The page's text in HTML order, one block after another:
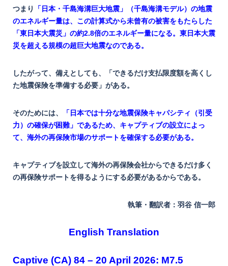
つまり
「日本・千島海溝巨大地震」（千島海溝モデル）の地震
のエネルギー量は、この計算式から未曾有の被害をもたらした
「東日本大震災」の約2.8倍のエネルギー量になる。 東日本大震
災を超える規模の超巨大地震なのである。
したがって、備えとしても、「できるだけ支払限度額を高くし
た地震保険を準備する必要」がある。
そのためには、
「日本では十分な地震保険キャパシティ（引受
力）の確保が困難」であるため、キャプティブの設立によっ
て、海外の再保険市場のサポートを確保する必要がある。
キャプティブを設立して海外の再保険会社からできるだけ多く
の再保険サポートを得るようにする必要があるからである。
執筆・翻訳者：羽谷 信一郎
English Translation
Captive (CA) 84 – 20 April 2026: M7.5